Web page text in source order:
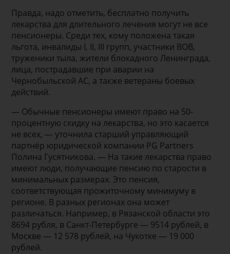
Правда, надо отметить, бесплатно получить
лекарства для длительного лечения могут не все
пенсионеры. Среди тех, кому положена такая
льгота, инвалиды I, II, III групп, участники ВОВ,
труженики тыла, жители блокадного Ленинграда,
лица, пострадавшие при аварии на
Чернобыльской АС, а также ветераны боевых
действий.
— Обычные пенсионеры имеют право на 50-
процентную скидку на лекарства, но это касается
не всех, — уточнила старший управляющий
партнёр юридической компании PG Partners
Полина Гусятникова. — На такие лекарства право
имеют люди, получающие пенсию по старости в
минимальных размерах. Это пенсия,
соответствующая прожиточному минимуму в
регионе. В разных регионах она может
различаться. Например, в Рязанской области это
8694 рубля, в Санкт-Петербурге — 9514 рублей, в
Москве — 12 578 рублей, на Чукотке — 19 000
рублей.